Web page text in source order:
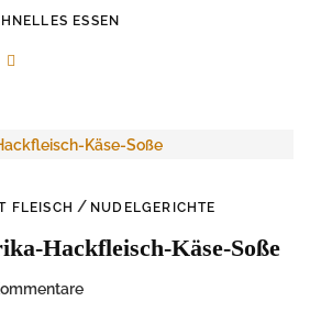
ESSEN
FLEISCH / NUDELGERICHTE
Hackfleisch-Käse-Soße